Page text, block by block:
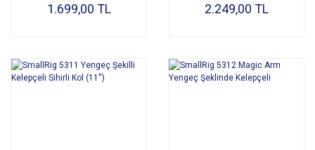
1.699,00 TL 2.249,00 TL